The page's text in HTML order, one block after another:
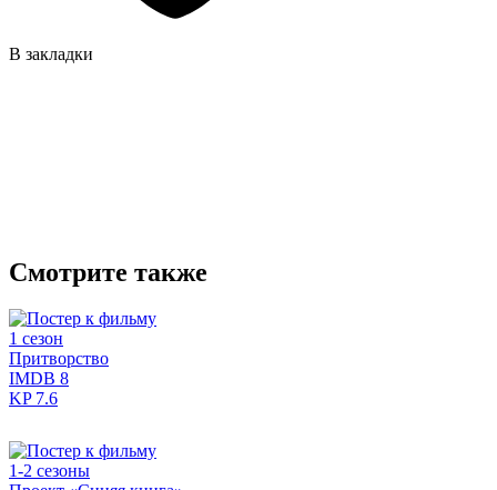
В закладки
Смотрите также
1 сезон
Притворство
IMDB 8
KP7.6
1-2 сезоны